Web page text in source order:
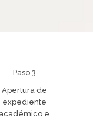
Paso 3
Apertura de
expediente
académico e